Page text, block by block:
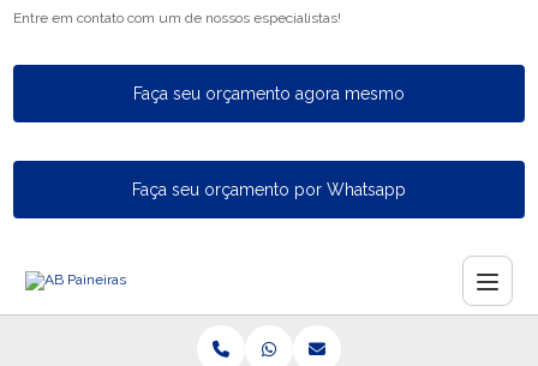
Entre em contato com um de nossos especialistas!
Faça seu orçamento agora mesmo
Faça seu orçamento por Whatsapp